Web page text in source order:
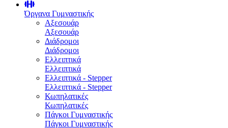
Όργανα Γυμναστικής
Αξεσουάρ
Αξεσουάρ
Διάδρομοι
Διάδρομοι
Ελλειπτικά
Ελλειπτικά
Ελλειπτικά - Stepper
Ελλειπτικά - Stepper
Κωπηλατικές
Κωπηλατικές
Πάγκοι Γυμναστικής
Πάγκοι Γυμναστικής